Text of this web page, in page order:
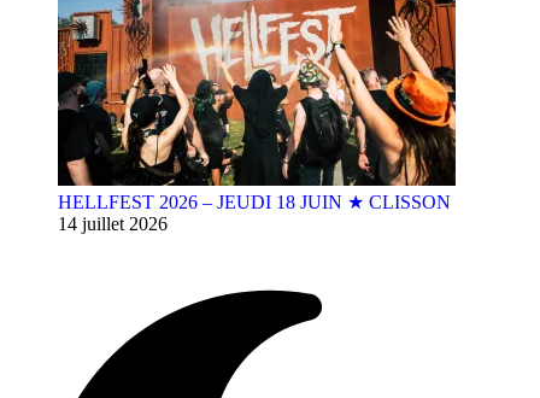
HELLFEST 2026 – JEUDI 18 JUIN ★ CLISSON
14 juillet 2026